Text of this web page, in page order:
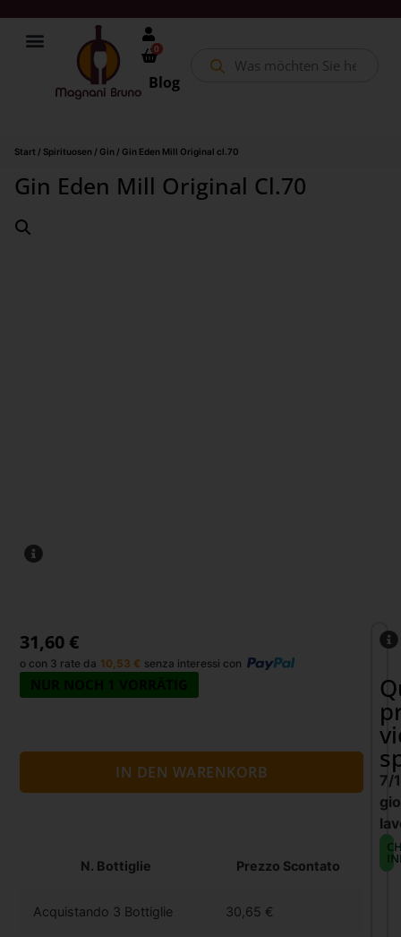
0
Blog
Start / Spirituosen / Gin / Gin Eden Mill Original cl.70
Gin Eden Mill Original Cl.70
31,60 €
o con 3 rate da 10,53 € senza interessi con
NUR NOCH 1 VORRÄTIG
IN DEN WARENKORB
N. Bottiglie Prezzo Scontato
Acquistando 3 Bottiglie 30,65 €
7/